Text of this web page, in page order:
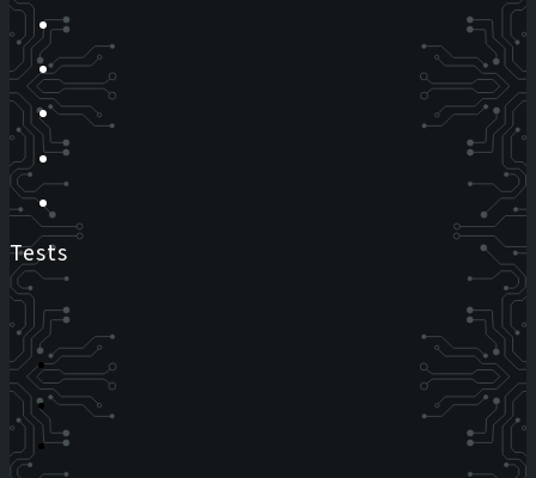
Tests